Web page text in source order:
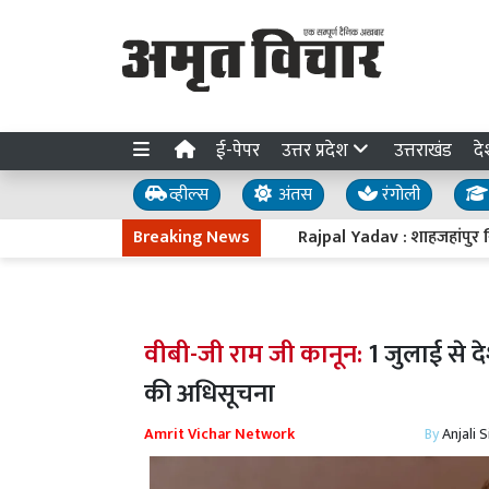
ई-पेपर उत्तर प्रदेश उत्तराखंड
व्हील्स अंतस रंगोली
Breaking News Rajpal Yadav : शाहजहांपुर स्थित
वीबी-जी राम जी कानून:1 जुलाई से
की अधिसूचना
Amrit Vichar Network ByAnjali